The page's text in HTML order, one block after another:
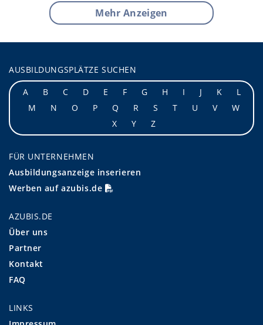
Mehr Anzeigen
AUSBILDUNGSPLÄTZE SUCHEN
A
B C D E F G H I J K
L
M
N O P Q R S T U V
W
X
Y Z
FÜR UNTERNEHMEN
Ausbildungsanzeige inserieren
Werben auf azubis.de
AZUBIS.DE
Über uns
Partner
Kontakt
FAQ
LINKS